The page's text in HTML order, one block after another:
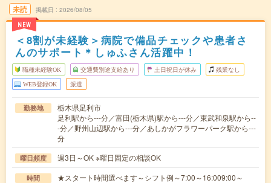
未読
NEW
掲載日 2026/08/05
＜8割が未経験＞病院で備品チェックや患者さ
んのサポート＊しゅふさん活躍中！
職種未経験OK 交通費別途支給あり 土日祝日が休み 残業なし
WEB登録OK 派遣
勤務地
栃木県足利市
足利駅から---分／富田(栃木県)駅から---分／東武和泉駅から--
-分／野州山辺駅から---分／あしかがフラワーパーク駅から---
分
曜日頻度 週3日～OK ※曜日固定の相談OK
時間
★スタート時間選べます～シフト例～7:00～16:009:00～